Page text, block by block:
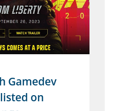
Gamedev
on